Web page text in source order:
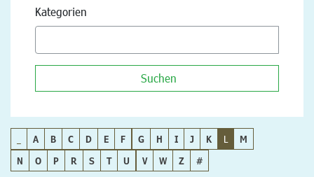
Kategorien
Suchen
A B C D E F G H I J K L
M
N
O P R S T U V W Z #